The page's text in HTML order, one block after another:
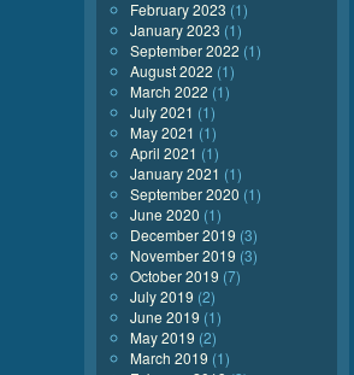
February 2023 (1)
January 2023 (1)
September 2022 (1)
August 2022 (1)
March 2022 (1)
July 2021 (1)
May 2021 (1)
April 2021 (1)
January 2021 (1)
September 2020 (1)
June 2020 (1)
December 2019 (3)
November 2019 (3)
October 2019 (7)
July 2019 (2)
June 2019 (1)
May 2019 (2)
March 2019 (1)